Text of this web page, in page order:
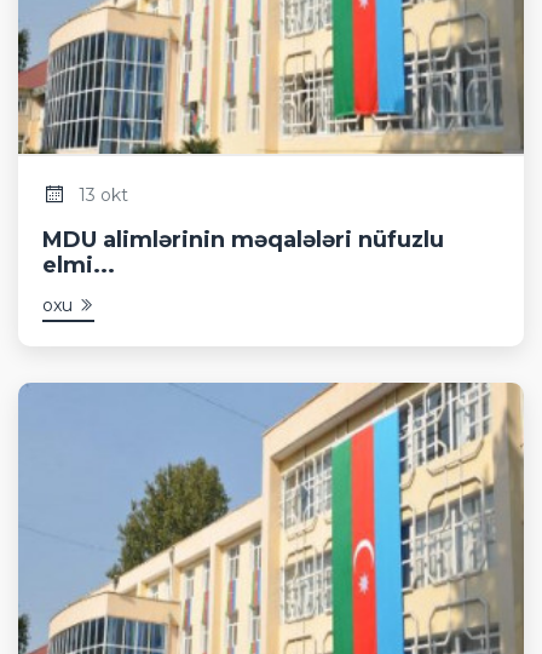
13 okt
MDU alimlərinin məqalələri nüfuzlu
elmi...
oxu